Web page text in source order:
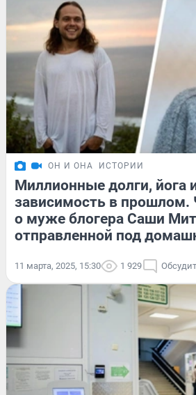
ОН И ОНА ИСТОРИИ
Миллионные долги, йога
зависимость в прошлом.
о муже блогера Саши
отправленной под
11 марта, 2025, 15:30 1 929